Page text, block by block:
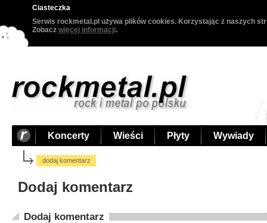
Ciasteczka
Serwis rockmetal.pl używa plików cookies. Korzystając z naszych
Zobacz więcej informacji.
Koncerty Wieści Płyty Wywiady
dodaj komentarz
Dodaj komentarz
Dodaj komentarz